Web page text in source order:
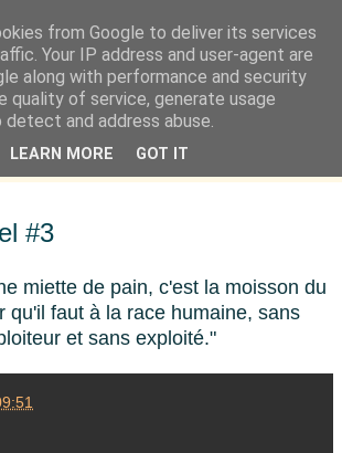
suis née
pour les rêveurs" mais shush shush,
et j'ouvre mon carnet de peau. « Soyez
autres sont déjà pris. » Oscar Wilde
#3
miette de pain, c'est la moisson du
qu'il faut à la race humaine, sans
et sans exploité."
from Google to deliver its services
Your IP address and user-agent are
along with performance and security
quality of service, generate usage
and address abuse.
LEARN MORE GOT IT